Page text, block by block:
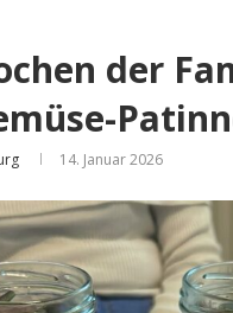
der
14. Januar 2026